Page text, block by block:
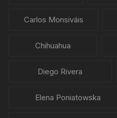
Carlos Monsiváis
Chihuahua
Diego Rivera
Elena Poniatowska